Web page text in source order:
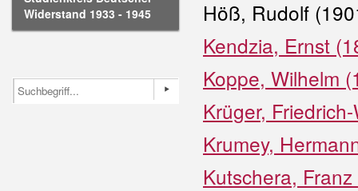
Widerstand 1933 - 1945
Höß, Rudolf
Kendzia, Ernst
Koppe, Wilhelm
Krüger,
Krumey,
Kutschera,